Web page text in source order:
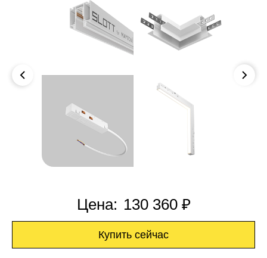
Цена: 130 360 ₽
Купить сейчас